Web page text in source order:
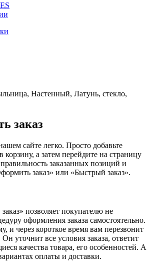
Настенный, Латунь, стекло,
заказ
сайте легко. Просто добавьте
а затем перейдите на страницу
заказанных позиций и
заказ» или «Быстрый заказ».
позволяет покупателю не
оформления заказа самостоятельно.
и через короткое время вам перезвонит
уточнит все условия заказа, ответит
качества товара, его особенностей. А
оплаты и доставки.